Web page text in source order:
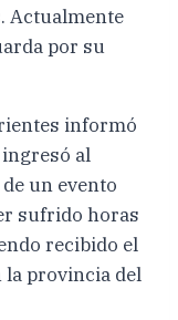
Actualmente
por su
informó
al
un evento
sufrido horas
recibido el
provincia del